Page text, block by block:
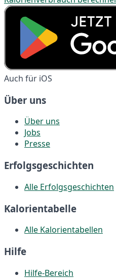
Auch für iOS
Über uns
Über uns
Jobs
Presse
Erfolgsgeschichten
Alle Erfolgsgeschichten
Kalorientabelle
Alle Kalorientabellen
Hilfe
Hilfe-Bereich